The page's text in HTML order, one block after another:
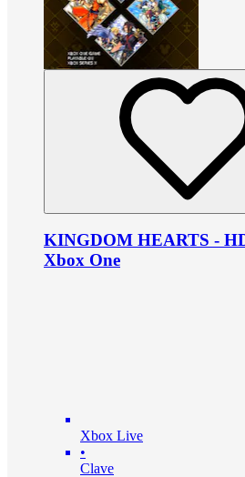
KINGDOM HEARTS -
Xbox One
Xbox Live
•
Clave